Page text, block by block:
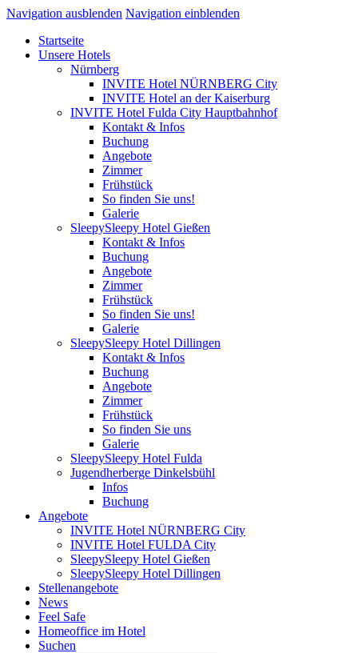
Navigation ausblenden Navigation einblenden
Startseite
Unsere Hotels
Nürnberg
INVITE Hotel NÜRNBERG City
INVITE Hotel an der Kaiserburg
INVITE Hotel Fulda City Hauptbahnhof
Kontakt & Infos
Buchung
Angebote
Zimmer
Frühstück
So finden Sie uns!
Galerie
SleepySleepy Hotel Gießen
Kontakt & Infos
Buchung
Angebote
Zimmer
Frühstück
So finden Sie uns!
Galerie
SleepySleepy Hotel Dillingen
Kontakt & Infos
Buchung
Angebote
Zimmer
Frühstück
So finden Sie uns
Galerie
SleepySleepy Hotel Fulda
Jugendherberge Dinkelsbühl
Infos
Buchung
Angebote
INVITE Hotel NÜRNBERG City
INVITE Hotel FULDA City
SleepySleepy Hotel Gießen
SleepySleepy Hotel Dillingen
Stellenangebote
News
Feel Safe
Homeoffice im Hotel
Suchen